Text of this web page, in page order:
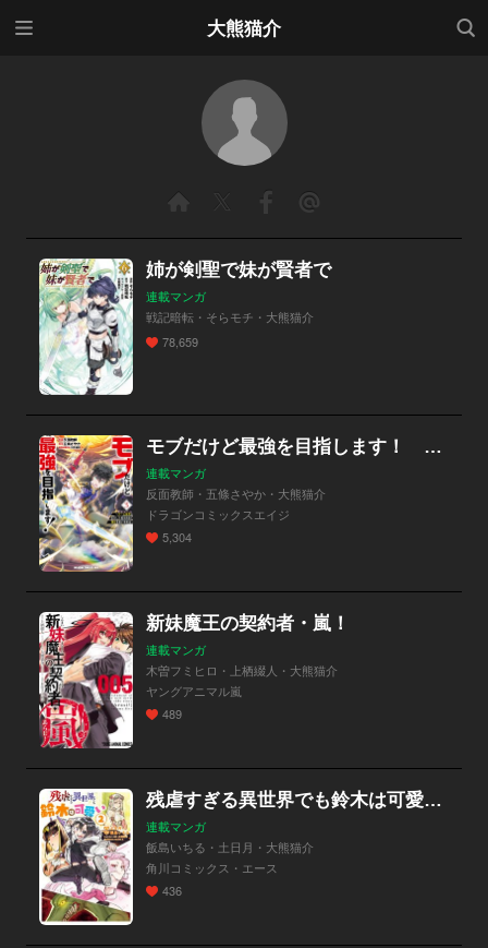
大熊猫介
検索
姉が剣聖で妹が賢者で
連載マンガ
戦記暗転・そらモチ・大熊猫介
78,659
モブだけど最強を目指します！ ～ゲーム世界に転生した俺は自由に強さを追い求める～【分冊版】
連載マンガ
反面教師・五條さやか・大熊猫介
ドラゴンコミックスエイジ
5,304
新妹魔王の契約者・嵐！
連載マンガ
木曽フミヒロ・上栖綴人・大熊猫介
ヤングアニマル嵐
489
残虐すぎる異世界でも鈴木は可愛い【分冊版】
連載マンガ
飯島いちる・土日月・大熊猫介
角川コミックス・エース
436